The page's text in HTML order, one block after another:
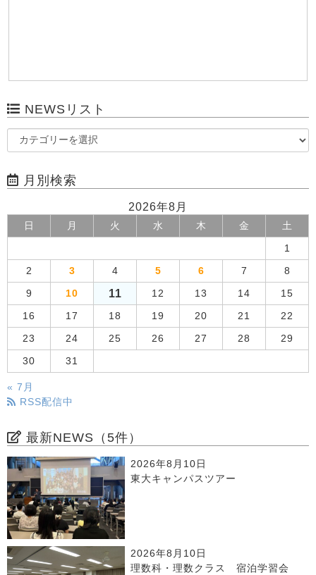
NEWSリスト
月別検索
2026年8月
日 月 火 水 木 金 土
1
2 3 4 5 6 7 8
9 10 11 12 13 14 15
16 17 18 19 20 21 22
23 24 25 26 27 28 29
30 31
« 7月
RSS配信中
最新NEWS（5件）
2026年8月10日
東大キャンパスツアー
2026年8月10日
理数科・理数クラス 宿泊学習会